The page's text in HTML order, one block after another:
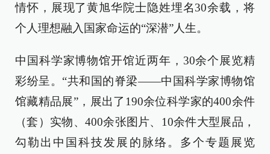
情怀，展现了黄旭华院士隐姓埋名30余载，将
个人理想融入国家命运的“深潜”人生。
中国科学家博物馆开馆近两年，30余个展览精
彩纷呈。“共和国的脊梁——中国科学家博物馆
馆藏精品展”，展出了190余位科学家的400余件
（套）实物、400余张图片、10余件大型展品，
勾勒出中国科技发展的脉络。多个专题展览